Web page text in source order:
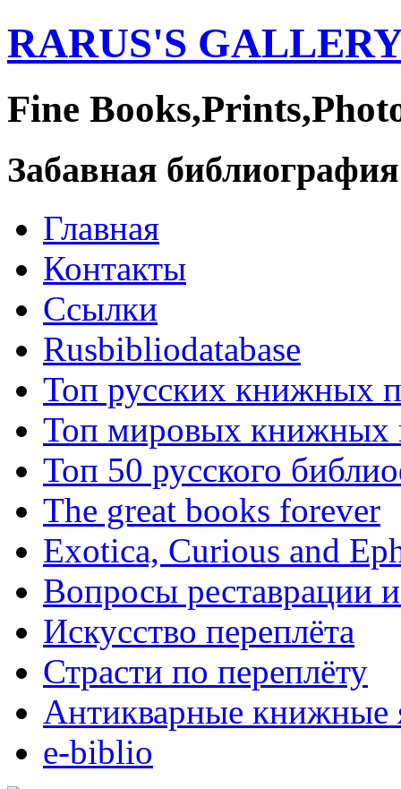
RARUS'S
Fine
Забавная библиография
Главная
Контакты
Ссылки
Rusbibliodatabase
Топ русских книжных
Топ мировых книжных
Топ 50 русского
The great books forever
Exotica, Curious and
Вопросы реставрации
Искусство переплёта
Страсти по переплёту
Антикварные книжные
e-biblio